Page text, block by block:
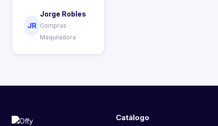
JR
Jorge Robles
Compras ·
Maquiladora
Catálogo